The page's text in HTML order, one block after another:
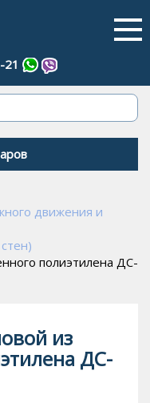
движения и
полиэтилена ДС-
из
ДС-